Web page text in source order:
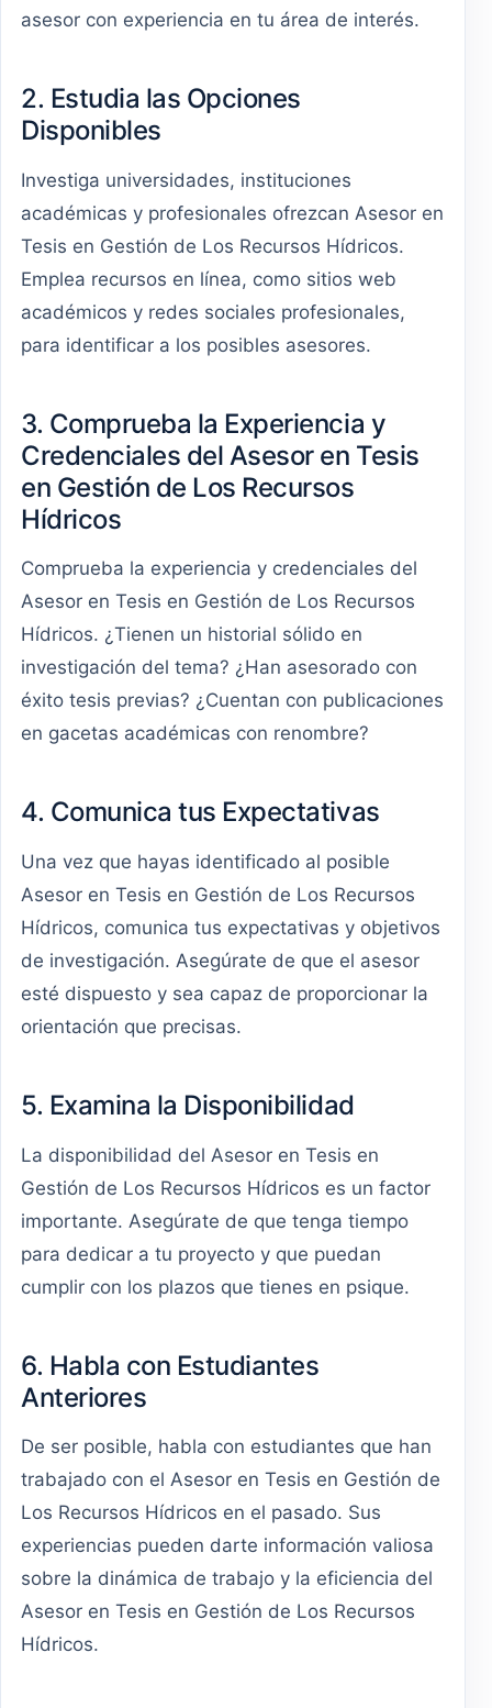
asesor con experiencia en tu área de interés.
2. Estudia las Opciones
Disponibles
Investiga universidades, instituciones
académicas y profesionales ofrezcan Asesor en
Tesis en Gestión de Los Recursos Hídricos.
Emplea recursos en línea, como sitios web
académicos y redes sociales profesionales,
para identificar a los posibles asesores.
3. Comprueba la Experiencia y
Credenciales del Asesor en Tesis
en Gestión de Los Recursos
Hídricos
Comprueba la experiencia y credenciales del
Asesor en Tesis en Gestión de Los Recursos
Hídricos. ¿Tienen un historial sólido en
investigación del tema? ¿Han asesorado con
éxito tesis previas? ¿Cuentan con publicaciones
en gacetas académicas con renombre?
4. Comunica tus Expectativas
Una vez que hayas identificado al posible
Asesor en Tesis en Gestión de Los Recursos
Hídricos, comunica tus expectativas y objetivos
de investigación. Asegúrate de que el asesor
esté dispuesto y sea capaz de proporcionar la
orientación que precisas.
5. Examina la Disponibilidad
La disponibilidad del Asesor en Tesis en
Gestión de Los Recursos Hídricos es un factor
importante. Asegúrate de que tenga tiempo
para dedicar a tu proyecto y que puedan
cumplir con los plazos que tienes en psique.
6. Habla con Estudiantes
Anteriores
De ser posible, habla con estudiantes que han
trabajado con el Asesor en Tesis en Gestión de
Los Recursos Hídricos en el pasado. Sus
experiencias pueden darte información valiosa
sobre la dinámica de trabajo y la eficiencia del
Asesor en Tesis en Gestión de Los Recursos
Hídricos.